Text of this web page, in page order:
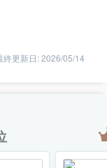
終更新日: 2026/05/14